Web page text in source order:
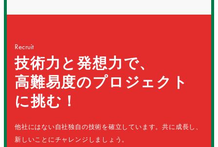
Recruit
技術力と発想力で、
高難易度のプロジェクト
に挑む！
他社にはない自社独自の技術を確立しています。共に成長し、
新しいことにチャレンジしましょう。